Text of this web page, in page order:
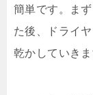
簡単です。ま
た後、ドライ
乾かしていきま